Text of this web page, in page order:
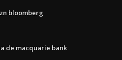
bloomberg
de macquarie bank